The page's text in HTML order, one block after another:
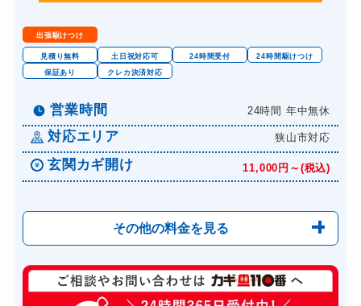
出張駆けつけ
見積り無料 土日祝対応可 24時間受付
24時間駆けつけ
保証あり
クレカ決済対応
営業時間 24時間 年中無休
対応エリア 狭山市対応
玄関カギ開け 11,000円～(税込)
その他の料金を見る
玄関カギ修理 6,600円～(税込)